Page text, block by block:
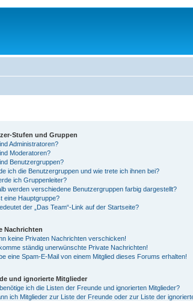
Stufen und Gruppen
Administratoren?
Moderatoren?
Benutzergruppen?
ich die Benutzergruppen und wie trete ich ihnen bei?
ich Gruppenleiter?
werden verschiedene Benutzergruppen farbig dargestellt?
eine Hauptgruppe?
der „Das Team“-Link auf der Startseite?
Nachrichten
keine Privaten Nachrichten verschicken!
ständig unerwünschte Private Nachrichten!
eine Spam-E-Mail von einem Mitglied dieses Forums erhalten!
und ignorierte Mitglieder
ich die Listen der Freunde und ignorierten Mitglieder?
ich Mitglieder zur Liste der Freunde oder zur Liste der